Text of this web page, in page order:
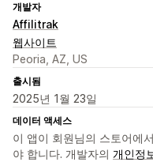
개발자
Affilitrak
웹사이트
Peoria, AZ, US
출시됨
2025년 1월 23일
데이터 액세스
이 앱이 회원님의 스토어에
야 합니다. 개발자의 개인정